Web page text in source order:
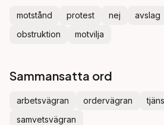
motstånd protest nej avslag
obstruktion
motvilja
Sammansatta ord
arbetsvägran ordervägran
samvetsvägran